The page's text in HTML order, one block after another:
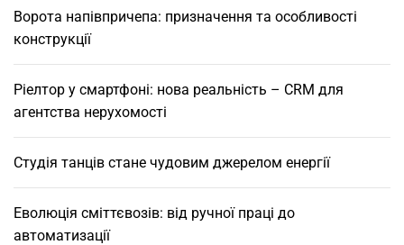
Ворота напівпричепа: призначення та особливості
конструкції
Ріелтор у смартфоні: нова реальність – CRM для
агентства нерухомості
Студія танців стане чудовим джерелом енергії
Еволюція сміттєвозів: від ручної праці до
автоматизації